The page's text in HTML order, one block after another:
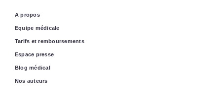
A propos
Equipe médicale
Tarifs et remboursements
Espace presse
Blog médical
Nos auteurs